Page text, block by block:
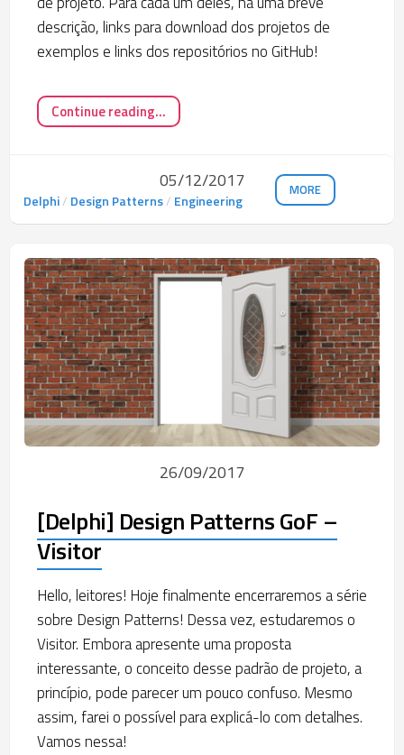
descrição, links para download dos projetos de
exemplos e links dos repositórios no GitHub!
Continue reading...
05/12/2017
Delphi/ Design Patterns/ Engineering
MORE
26/09/2017
[Delphi] Design Patterns GoF –
Visitor
Hello, leitores! Hoje finalmente encerraremos a série
sobre Design Patterns! Dessa vez, estudaremos o
Visitor. Embora apresente uma proposta
interessante, o conceito desse padrão de projeto, a
princípio, pode parecer um pouco confuso. Mesmo
assim, farei o possível para explicá-lo com detalhes.
Vamos nessa!